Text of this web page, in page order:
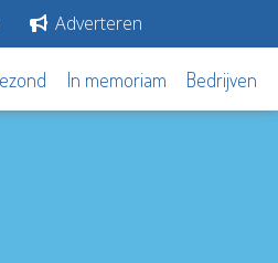
Adverteren
In memoriam Bedrijven